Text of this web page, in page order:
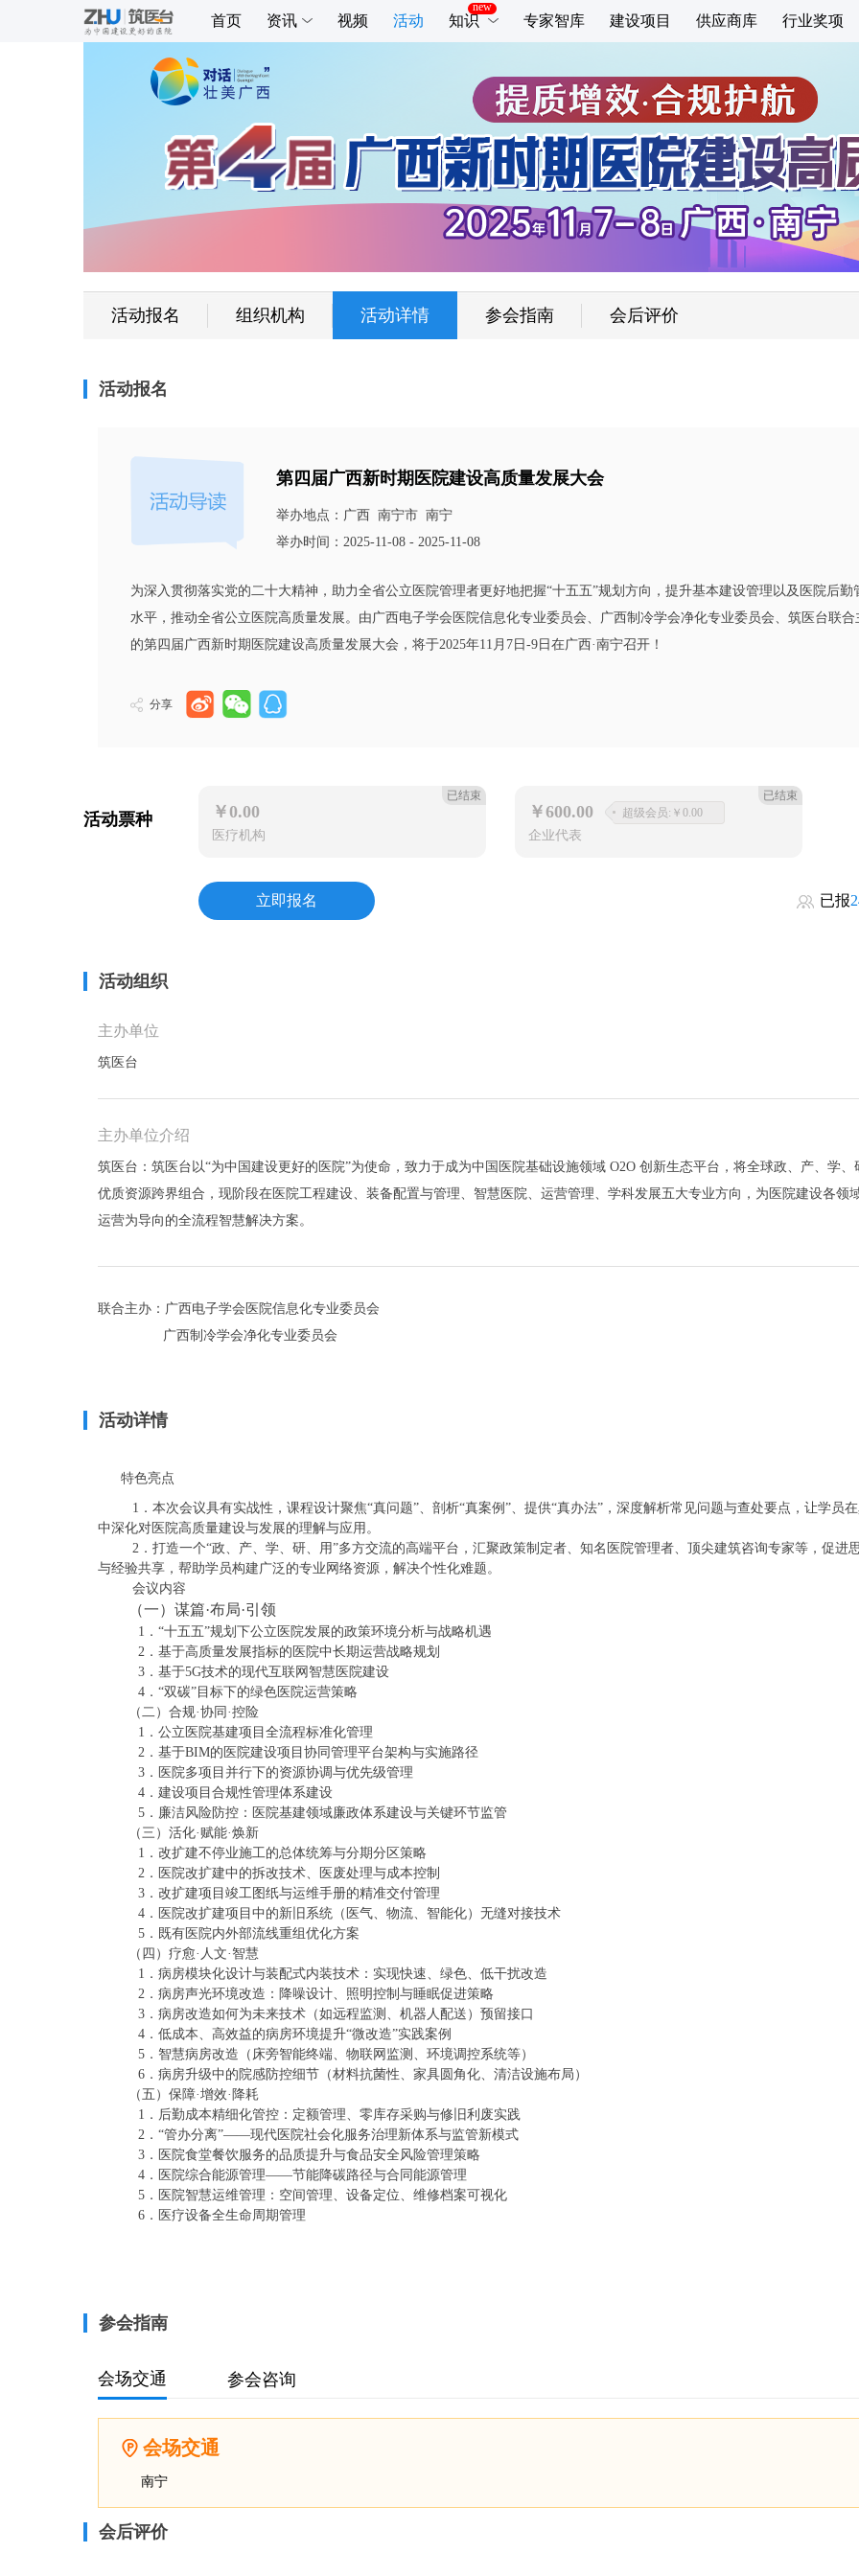
首页 资讯 视频 活动 知识 专家智库 建设项目 供应商库 行业奖项
活动报名 组织机构 活动详情 参会指南 会后评价
活动报名
第四届广西新时期医院建设高质量发展大会
举办地点： 广西 南宁市 南宁
举办时间： 2025-11-08 - 2025-11-08
为深入贯彻落实党的二十大精神，助力全省公立医院管理者更好地把握“十五五”规划方向，提升基本建设管理以及医院后勤
水平，推动全省公立医院高质量发展。由广西电子学会医院信息化专业委员会、广西制冷学会净化专业委员会、筑医台联合
的第四届广西新时期医院建设高质量发展大会，将于2025年11月7日-9日在广西·南宁召开！
分享
活动票种 ￥0.00
医疗机构
已结束
￥600.00 超级会员:￥0.00
企业代表
已结束
立即报名 已报
活动组织
主办单位
筑医台
主办单位介绍
筑医台：筑医台以“为中国建设更好的医院”为使命，致力于成为中国医院基础设施领域 O2O 创新生态平台，将全球政、产、学、
优质资源跨界组合，现阶段在医院工程建设、装备配置与管理、智慧医院、运营管理、学科发展五大专业方向，为医院建设各领
运营为导向的全流程智慧解决方案。
联合主办：广西电子学会医院信息化专业委员会
                 广西制冷学会净化专业委员会
活动详情
特色亮点
1．本次会议具有实战性，课程设计聚焦“真问题”、剖析“真案例”、提供“真办法”，深度解析常见问题与查处要点，让学员
中深化对医院高质量建设与发展的理解与应用。
2．打造一个“政、产、学、研、用”多方交流的高端平台，汇聚政策制定者、知名医院管理者、顶尖建筑咨询专家等，促进
与经验共享，帮助学员构建广泛的专业网络资源，解决个性化难题。
会议内容
（一）谋篇·布局·引领
1．“十五五”规划下公立医院发展的政策环境分析与战略机遇
2．基于高质量发展指标的医院中长期运营战略规划
3．基于5G技术的现代互联网智慧医院建设
4．“双碳”目标下的绿色医院运营策略
（二）合规·协同·控险
1．公立医院基建项目全流程标准化管理
2．基于BIM的医院建设项目协同管理平台架构与实施路径
3．医院多项目并行下的资源协调与优先级管理
4．建设项目合规性管理体系建设
5．廉洁风险防控：医院基建领域廉政体系建设与关键环节监管
（三）活化·赋能·焕新
1．改扩建不停业施工的总体统筹与分期分区策略
2．医院改扩建中的拆改技术、医废处理与成本控制
3．改扩建项目竣工图纸与运维手册的精准交付管理
4．医院改扩建项目中的新旧系统（医气、物流、智能化）无缝对接技术
5．既有医院内外部流线重组优化方案
（四）疗愈·人文·智慧
1．病房模块化设计与装配式内装技术：实现快速、绿色、低干扰改造
2．病房声光环境改造：降噪设计、照明控制与睡眠促进策略
3．病房改造如何为未来技术（如远程监测、机器人配送）预留接口
4．低成本、高效益的病房环境提升“微改造”实践案例
5．智慧病房改造（床旁智能终端、物联网监测、环境调控系统等）
6．病房升级中的院感防控细节（材料抗菌性、家具圆角化、清洁设施布局）
（五）保障·增效·降耗
1．后勤成本精细化管控：定额管理、零库存采购与修旧利废实践
2．“管办分离”——现代医院社会化服务治理新体系与监管新模式
3．医院食堂餐饮服务的品质提升与食品安全风险管理策略
4．医院综合能源管理——节能降碳路径与合同能源管理
5．医院智慧运维管理：空间管理、设备定位、维修档案可视化
6．医疗设备全生命周期管理
参会指南
会场交通 参会咨询
会场交通
南宁
会后评价